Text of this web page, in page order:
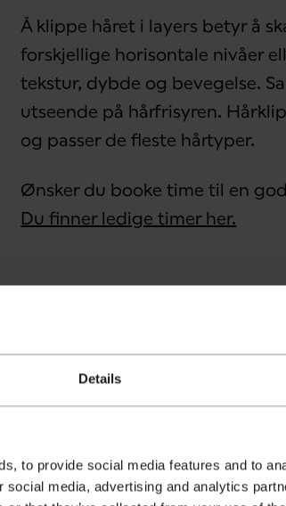
Details
to provide social media features and to
media, advertising and analytics
Å klippe håret i layers betyr å
forskjellige horisontale nivåer
tekstur, dybde og bevegelse.
utseende på hårfrisyren.
og passer de fleste hårtyper.
Ønsker du booke time til en
Du finner ledige timer her.
Hårklipp for langt